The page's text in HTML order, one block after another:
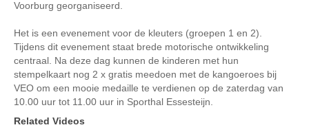
Voorburg georganiseerd.
Het is een evenement voor de kleuters (groepen 1 en 2).
Tijdens dit evenement staat brede motorische ontwikkeling
centraal. Na deze dag kunnen de kinderen met hun
stempelkaart nog 2 x gratis meedoen met de kangoeroes bij
VEO om een mooie medaille te verdienen op de zaterdag van
10.00 uur tot 11.00 uur in Sporthal Essesteijn.
Related Videos